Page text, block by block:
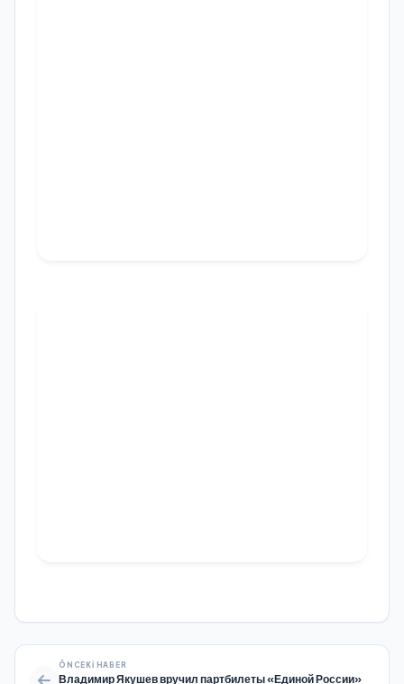
ÖNCEKI HABER
Владимир Якушев вручил партбилеты «Единой России»